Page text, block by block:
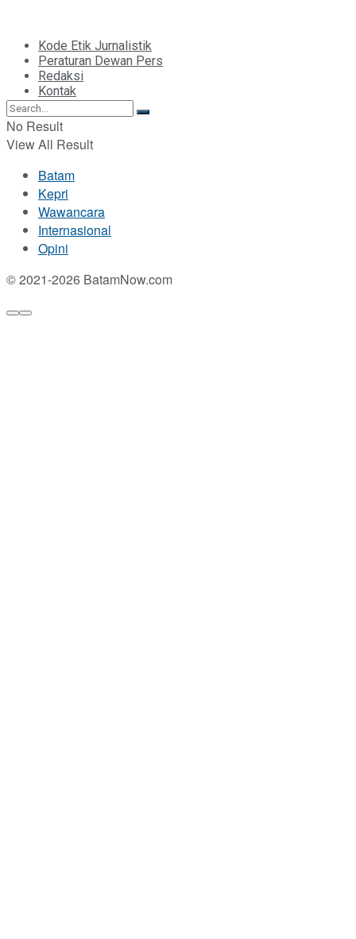
Kode Etik Jurnalistik
Peraturan Dewan Pers
Redaksi
Kontak
No Result
View All Result
Batam
Kepri
Wawancara
Internasional
Opini
© 2021-2026 BatamNow.com